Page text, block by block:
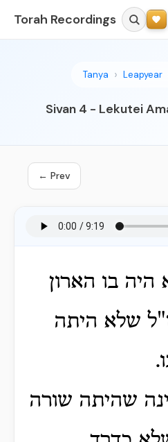
Torah Recordings
Tanya Leapyear
Sivan 4 - Lekutei
← Prev
היה בו הארון
שלא היתה
שהיתה שורה